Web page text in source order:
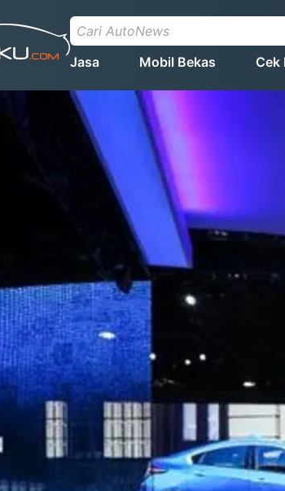
Jasa Mobil Bekas Cek